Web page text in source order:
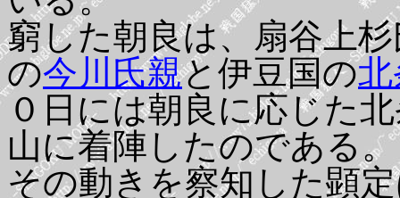
窮した朝良は、扇谷上
の今川氏親と伊豆国の
０日には朝良に応じた
山に着陣したのである。
その動きを察知した顕